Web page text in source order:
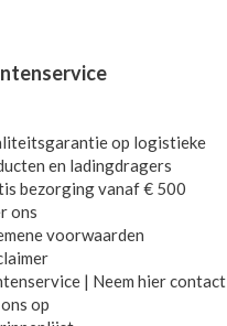
op logistieke
en ladingdragers
bezorging vanaf € 500
ons
voorwaarden
| Neem hier contact
op